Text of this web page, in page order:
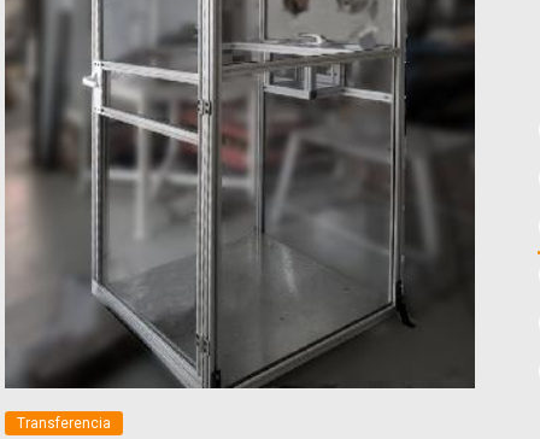
Transferencia